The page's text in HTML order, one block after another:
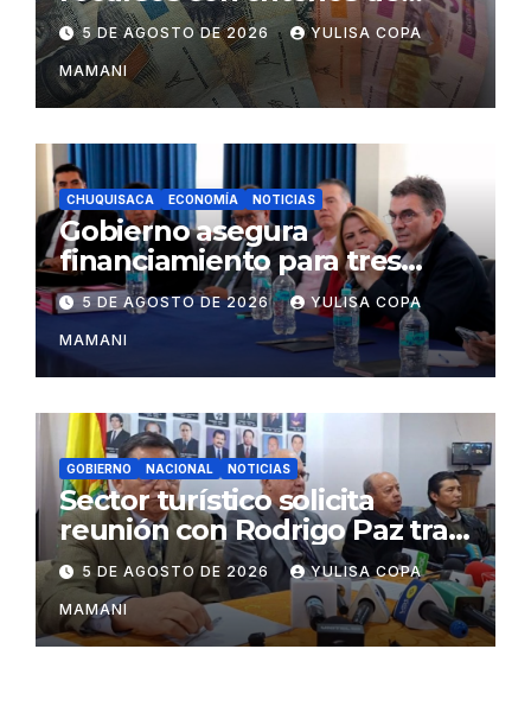
eficiencia y esfuerzo fiscal
5 DE AGOSTO DE 2026 YULISA COPA
MAMANI
CHUQUISACA ECONOMÍA NOTICIAS
Gobierno asegura
financiamiento para tres
proyectos estratégicos de
Chuquisaca
5 DE AGOSTO DE 2026 YULISA COPA
MAMANI
GOBIERNO NACIONAL NOTICIAS
Sector turístico solicita
reunión con Rodrigo Paz tras
cambios en la administración
del turismo
5 DE AGOSTO DE 2026 YULISA COPA
MAMANI